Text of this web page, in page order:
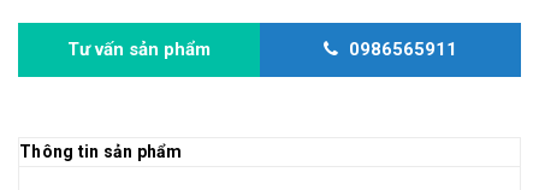
Tư vấn sản phẩm 0986565911
Thông tin sản phẩm